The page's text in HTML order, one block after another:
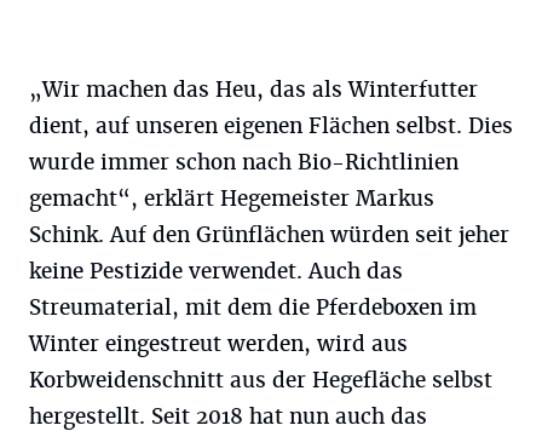
„Wir machen das Heu, das als Winterfutter
dient, auf unseren eigenen Flächen selbst. Dies
wurde immer schon nach Bio-Richtlinien
gemacht“, erklärt Hegemeister Markus
Schink. Auf den Grünflächen würden seit jeher
keine Pestizide verwendet. Auch das
Streumaterial, mit dem die Pferdeboxen im
Winter eingestreut werden, wird aus
Korbweidenschnitt aus der Hegefläche selbst
hergestellt. Seit 2018 hat nun auch das